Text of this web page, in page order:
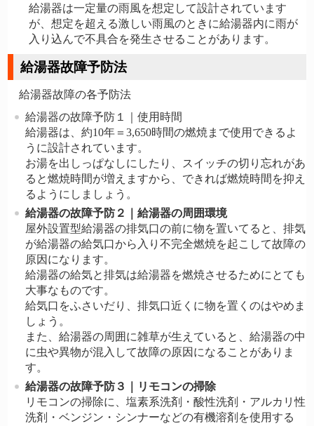
給湯器は一定量の雨風を想定して設計されています
が、想定を超える激しい雨風のときに給湯器内に雨が
入り込んで不具合を発生させることがあります。
給湯器故障予防法
給湯器故障の各予防法
給湯器の故障予防１｜使用時間
給湯器は、約10年＝3,650時間の燃焼まで使用できるよ
うに設計されています。
お湯を出しっぱなしにしたり、スイッチの切り忘れがあ
ると燃焼時間が増えますから、できれば燃焼時間を抑え
るようにしましょう。
給湯器の故障予防２｜給湯器の周囲環境
屋外設置型給湯器の排気口の前に物を置いてると、排気
が給湯器の給気口から入り不完全燃焼を起こして故障の
原因になります。
給湯器の給気と排気は給湯器を燃焼させるためにとても
大事なものです。
給気口をふさいだり、排気口近くに物を置くのはやめま
しょう。
また、給湯器の周囲に雑草が生えていると、給湯器の中
に虫や異物が混入して故障の原因になることがありま
す。
給湯器の故障予防３｜
リモコンの掃除
リモコンの掃除に、塩素系洗剤・酸性洗剤・アルカリ性
洗剤・ベンジン・シンナーなどの有機溶剤を使用する